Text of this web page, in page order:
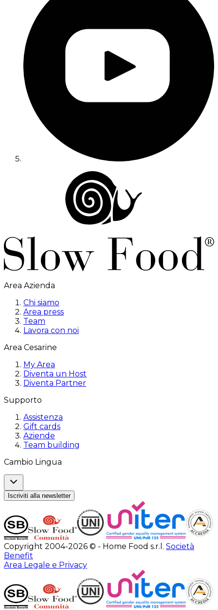
Area Azienda
Chi siamo
Area press
Team
Lavora con noi
Area Cesarine
My Area
Diventa un Host
Diventa Partner
Supporto
Assistenza
Gift cards
Aziende
Team building
Cambio Lingua
Iscriviti alla newsletter
Copyright 2004-2026 © - Home Food s.r.l. Società
Benefit
Area Legale e Privacy